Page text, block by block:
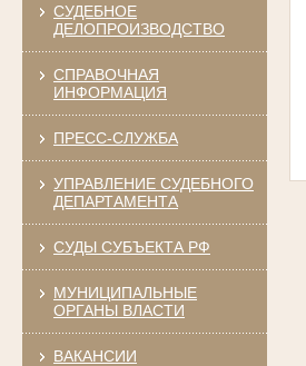
СУДЕБНОЕ
ДЕЛОПРОИЗВОДСТВО
СПРАВОЧНАЯ
ИНФОРМАЦИЯ
ПРЕСС-СЛУЖБА
УПРАВЛЕНИЕ СУДЕБНОГО
ДЕПАРТАМЕНТА
СУДЫ СУБЪЕКТА РФ
МУНИЦИПАЛЬНЫЕ
ОРГАНЫ ВЛАСТИ
ВАКАНСИИ